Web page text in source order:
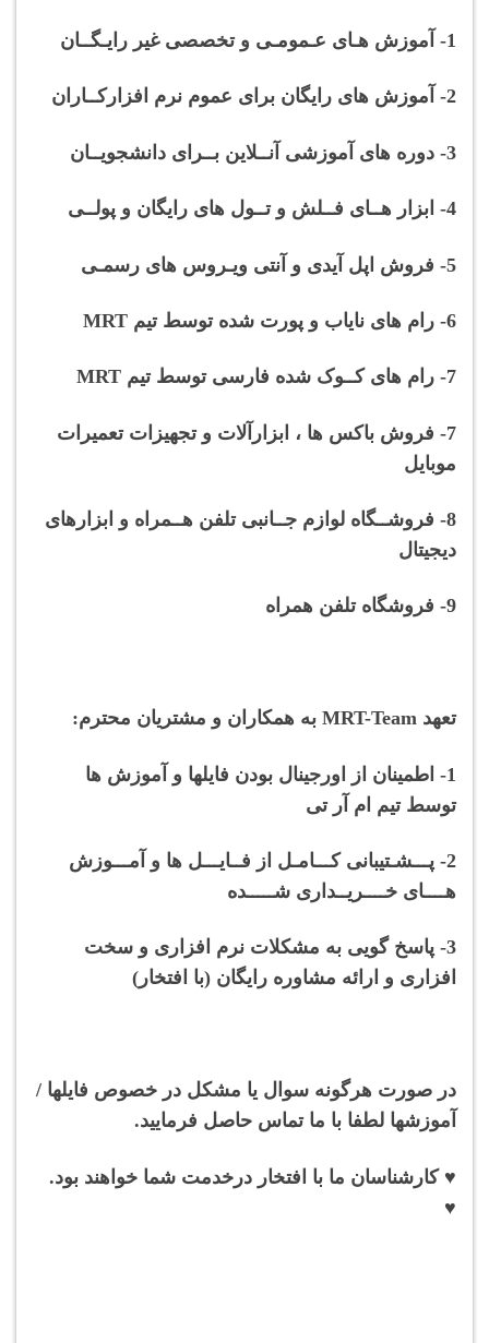
1- آموزش هـای عـمومـی و تخصصی غیر رایـگــان
2- آموزش های رایگان برای عموم نرم افزارکــاران
3- دوره های آموزشی آنــلاین بــرای دانشجویــان
4- ابزار هــای فــلش و تــول های رایگان و پولــی
5- فروش اپل آیدی و آنتی ویـروس های رسمـی
6- رام های نایاب و پورت شده توسط تیم MRT
7- رام های کــوک شده فارسی توسط تیم MRT
7- فروش باکس ها ، ابزارآلات و تجهیزات تعمیرات
موبایل
8- فروشــگاه لوازم جــانبی تلفن هــمراه و ابزارهای
دیجیتال
9- فروشگاه تلفن همراه
تعهد M RT-Team به همکاران و مشتریان محترم:
1- اطمینان از اورجینال بودن فایلها و آموزش ها
توسط تیم ام آر تی
2- پـــشـتیبانی کـــامـل از فــایـــل ها و آمـــوزش
هــــای خــــریــداری شـــــده
3- پاسخ گویی به مشکلات نرم افزاری و سخت
افزاری و ارائه مشاوره رایگان (با افتخار)
در صورت هرگونه سوال یا مشکل در خصوص فایلها /
آموزشها لطفا با ما تماس حاصل فرمایید.
♥ کارشناسان ما با افتخار درخدمت شما خواهند بود.
♥